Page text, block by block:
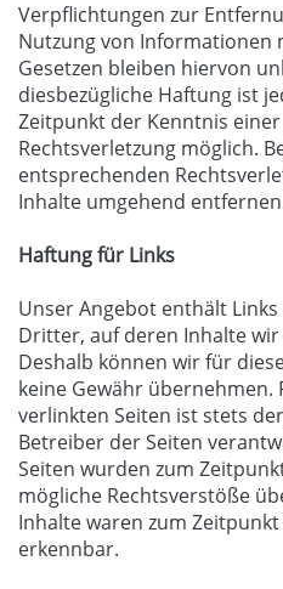
Verpflichtungen zur
Nutzung von Informationen
Gesetzen bleiben hiervon
diesbezügliche Haftung ist
Zeitpunkt der Kenntnis
Rechtsverletzung möglich.
entsprechenden
Inhalte umgehend
Haftung für Links
Unser Angebot enthält
Dritter, auf deren Inhalte
Deshalb können wir für
keine Gewähr übernehmen.
verlinkten Seiten ist stets
Betreiber der Seiten
Seiten wurden zum
mögliche Rechtsverstöße
Inhalte waren zum
erkennbar.